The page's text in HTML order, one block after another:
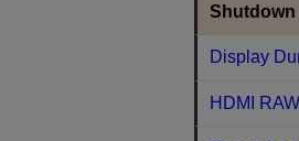
Shutdown
Display
HDMI